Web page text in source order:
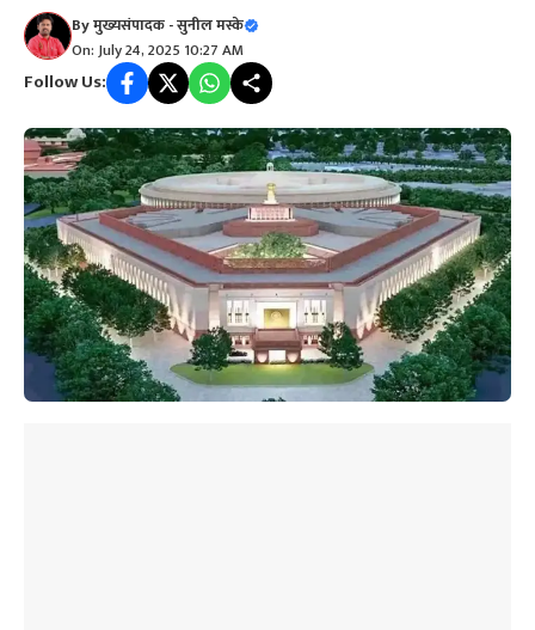
Byमुख्यसंपादक - सुनील मस्के
On: July 24, 2025 10:27 AM
Follow Us: